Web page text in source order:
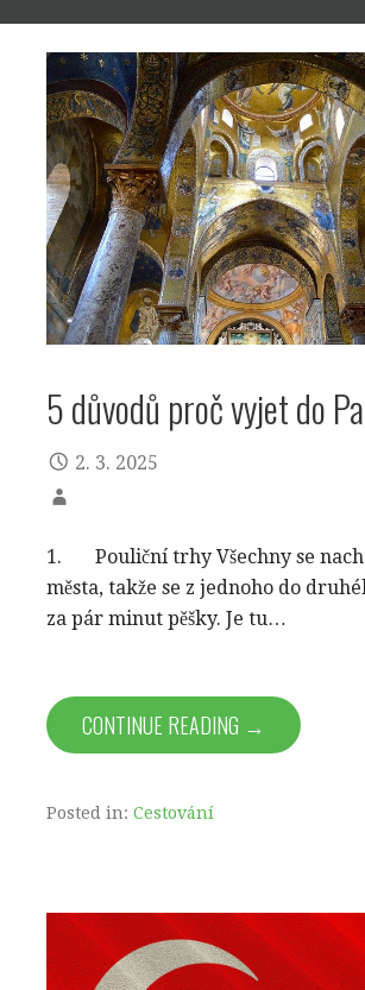
5 důvodů proč vyjet do
2. 3. 2025
1. Pouliční trhy Všechny se
města, takže se z jednoho do
za pár minut pěšky. Je tu…
CONTINUE READING →
Posted in: Cestování